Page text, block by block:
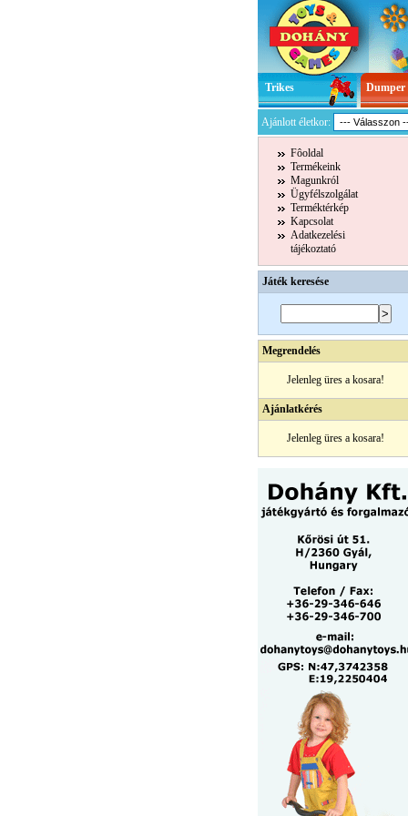
Trikes Dumper
Ajánlott életkor:
Fôoldal
Termékeink
Magunkról
Ügyfélszolgálat
Terméktérkép
Kapcsolat
Adatkezelési
tájékoztató
Játék keresése
Megrendelés
Jelenleg üres a kosara!
Ajánlatkérés
Jelenleg üres a kosara!